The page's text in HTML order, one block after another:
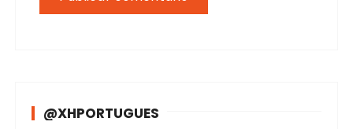
@XHPORTUGUES